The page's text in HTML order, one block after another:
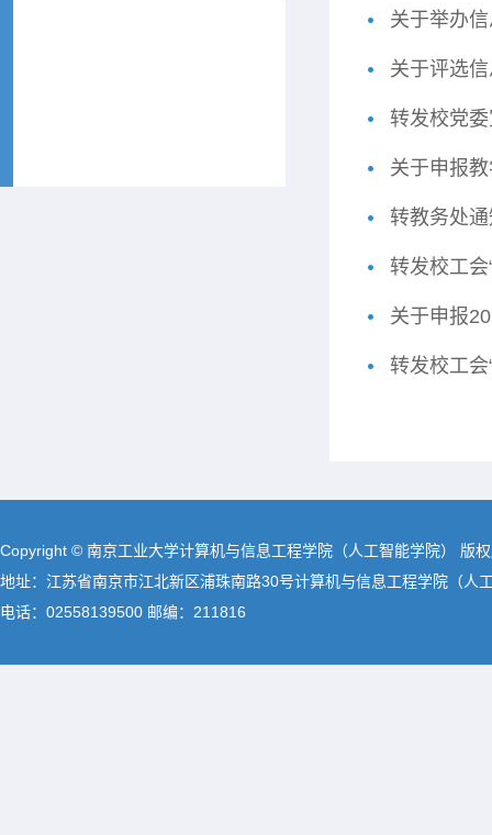
关于举办
关于评选
转发校党
关于申报
转教务处
转发校工
关于申报
转发校工会
Copyright © 南京工业大学计算机与信息工程学院（人工智能学院） 版
地址：江苏省南京市江北新区浦珠南路30号计算机与信息工程学院（人
电话：02558139500 邮编：211816